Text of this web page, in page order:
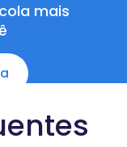
mais